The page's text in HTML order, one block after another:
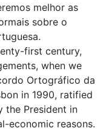
melhor as
sobre o
first century,
when we
Ortográfico da
in 1990, ratified
the President in
economic reasons.